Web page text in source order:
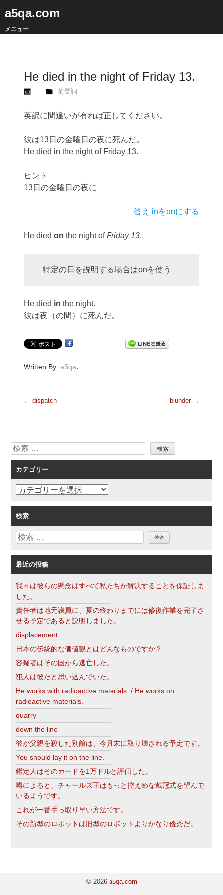
a5qa.com
メニュー
He died in the night of Friday 13.
前置詞
英訳に間違いが有れば正してください。
彼は13日の金曜日の夜に死んだ。
He died in the night of Friday 13.
ヒント
13日の金曜日の夜に
答え inをonにする
He diedon the night ofFriday 13.
特定の日を説明する場合はonを使う
He died in the night.
彼は夜（の間）に死んだ。
Written By:a5qa.
投
ゲ
ー
シ
ョ
ン
← dispatch blunder →
検
索
カテゴリー
カ
ゴ
リ
ー
検索
検
最近の投稿
我々は彼らの懸念はすべて私たちが解決することを保証しま
した。
責任者は地元議員に、夏の終わりまでには修復作業を完了さ
せる予定であると説明しました。
displacement
日本の伝統的な価値観とはどんなものですか？
容疑者はその国から逃亡した。
犯人は彼だと思い込んでいた。
He works with radioactive materials. / He works on
radioactive materials.
quarry
down the line
彼が父親を殺した別館は、今月末に取り壊される予定です。
You should lay it on the line.
鑑定人はそのカードを1万ドルと評価した。
噂によると、チャールズ王はもっと控えめな戴冠式を望んで
いるようです。
これが一番手っ取り早い方法です。
その新型のロボットは旧型のロボットよりかなり優秀だ。
© 2026 a5qa.com